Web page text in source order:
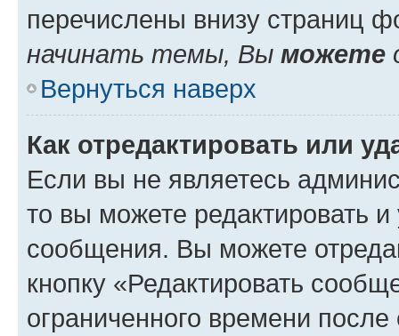
перечислены внизу страниц
начинать темы, Вы можете
Вернуться наверх
Как отредактировать или
Если вы не являетесь
то вы можете редактировать
сообщения. Вы можете
кнопку «Редактировать
ограниченного времени